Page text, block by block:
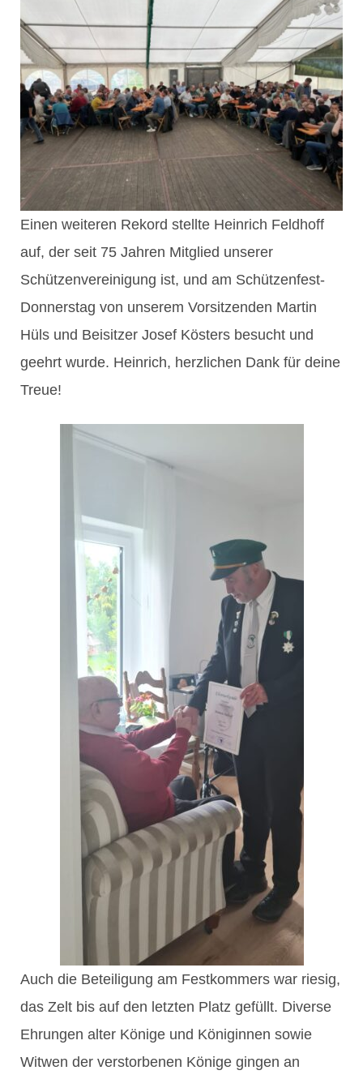
Einen weiteren Rekord stellte Heinrich Feldhoff
auf, der seit 75 Jahren Mitglied unserer
Schützenvereinigung ist, und am Schützenfest-
Donnerstag von unserem Vorsitzenden Martin
Hüls und Beisitzer Josef Kösters besucht und
geehrt wurde. Heinrich, herzlichen Dank für deine
Treue!
Auch die Beteiligung am Festkommers war riesig,
das Zelt bis auf den letzten Platz gefüllt. Diverse
Ehrungen alter Könige und Königinnen sowie
Witwen der verstorbenen Könige gingen an